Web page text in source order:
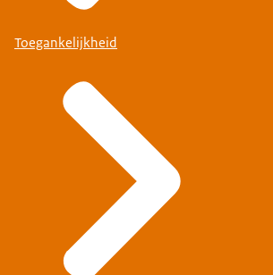
Toegankelijkheid